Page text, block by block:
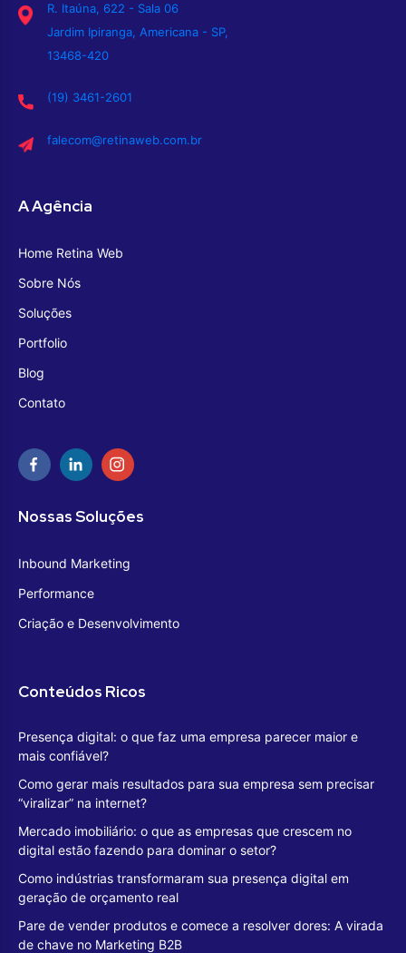
R. Itaúna, 622 - Sala 06
Jardim Ipiranga, Americana - SP,
13468-420
(19) 3461-2601
falecom@retinaweb.com.br
A Agência
Home Retina Web
Sobre Nós
Soluções
Portfolio
Blog
Contato
Nossas Soluções
Inbound Marketing
Performance
Criação e Desenvolvimento
Conteúdos Ricos
Presença digital: o que faz uma empresa parecer maior e
mais confiável?
Como gerar mais resultados para sua empresa sem precisar
“viralizar” na internet?
Mercado imobiliário: o que as empresas que crescem no
digital estão fazendo para dominar o setor?
Como indústrias transformaram sua presença digital em
geração de orçamento real
Pare de vender produtos e comece a resolver dores: A virada
de chave no Marketing B2B